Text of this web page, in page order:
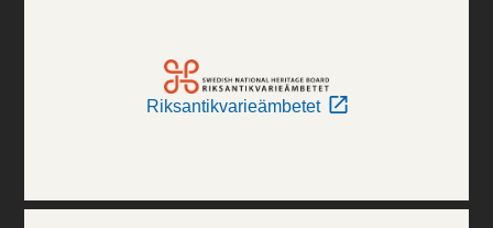
Riksantikvarieämbetet